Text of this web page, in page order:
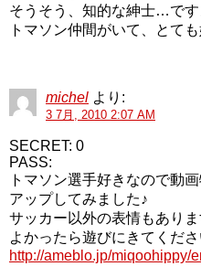
そうそう、知的な紳士…です
トマソン仲間がいて、とても
michel より:
3 7月, 2010 2:07 AM
SECRET: 0
PASS:
トマソン選手好きなので動
アップしてみました♪
サッカー以外の表情もありま
よかったら遊びにきてくだ
http://ameblo.jp/miqoohippy/